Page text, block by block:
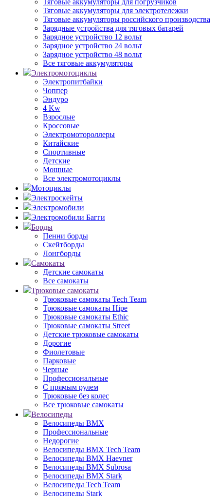
Тяговые аккумуляторы для погрузчиков
Тяговые аккумуляторы для электротележки
Тяговые аккумуляторы российского производства
Зарядные устройства для тяговых батарей
Зарядное устройство 12 вольт
Зарядное устройство 24 вольт
Зарядное устройство 48 вольт
Все тяговые аккумуляторы
Электромотоциклы
Электропитбайки
Чоппер
Эндуро
4 Kw
Взрослые
Кроссовые
Электромотороллеры
Китайские
Спортивные
Детские
Мощные
Все электромотоциклы
Мотоциклы
Электроскейты
Электромобили
Электромобили Багги
Борды
Пенни борды
Скейтборды
Лонгборды
Самокаты
Детские самокаты
Все самокаты
Трюковые самокаты
Трюковые самокаты Tech Team
Трюковые самокаты Hipe
Трюковые самокаты Ethic
Трюковые самокаты Street
Детские трюковые самокаты
Дорогие
Фиолетовые
Парковые
Черные
Профессиональные
С прямым рулем
Трюковые без колес
Все трюковые самокаты
Велосипеды
Велосипеды BMX
Профессиональные
Недорогие
Велосипеды BMX Tech Team
Велосипеды BMX Haevner
Велосипеды BMX Subrosa
Велосипеды BMX Stark
Велосипеды Tech Team
Велосипеды Stark